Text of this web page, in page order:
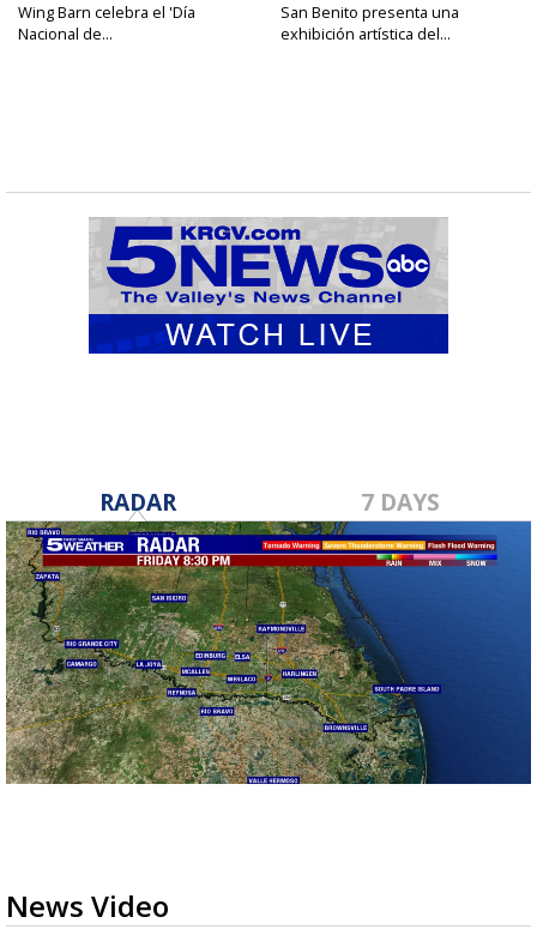
Wing Barn celebra el 'Día
Nacional de...
San Benito presenta una
exhibición artística del...
RADAR 7 DAYS
News Video